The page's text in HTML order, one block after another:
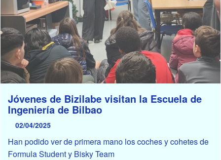
Jóvenes de Bizilabe visitan la Escuela de
Ingeniería de Bilbao
02/04/2025
Han podido ver de primera mano los coches y cohetes de
Formula Student y Bisky Team